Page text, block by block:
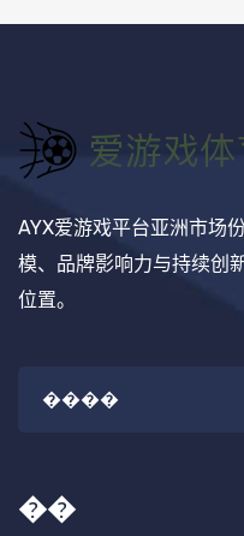
AYX爱游戏平台亚洲市场
模、品牌影响力与持续创
位置。
��